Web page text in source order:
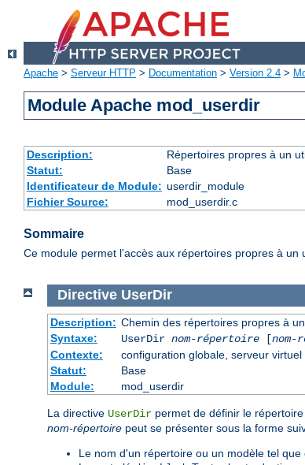
Apache > Serveur HTTP > Documentation > Version 2.4 >
Module Apache mod_userdir
Description:
Répertoires propres à un
Statut:
Base
Identificateur de Module: userdir_module
Fichier Source:
mod_userdir.c
Sommaire
Ce module permet l'accès aux répertoires propres à un
Directive UserDir
Description: Chemin des répertoires propres à
Syntaxe:
UserDir nom-répertoire[
Contexte:
configuration globale, serveur virtuel
Statut:
Base
Module:
mod_userdir
La directive UserDir permet de définir le
nom-répertoire peut se présenter sous la forme
Le nom d'un répertoire ou un modèle tel que